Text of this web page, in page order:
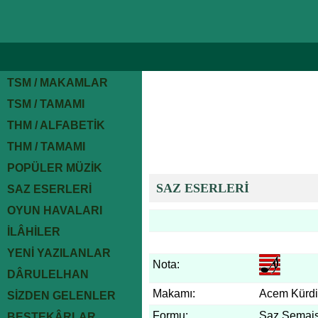
TSM / MAKAMLAR
TSM / TAMAMI
THM / ALFABETİK
THM / TAMAMI
POPÜLER MÜZİK
SAZ ESERLERİ
OYUN HAVALARI
İLÂHİLER
YENİ YAZILANLAR
DÂRULELHAN
SİZDEN GELENLER
SAZ ESERLERİ
Nota:
Makamı:
Acem Kürdi
Formu:
Saz